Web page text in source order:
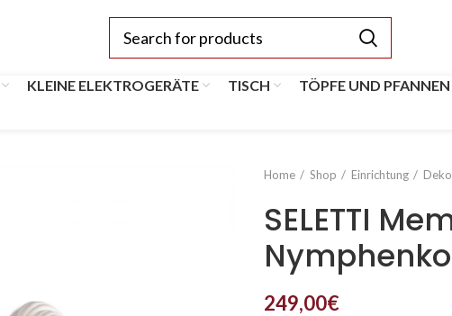
KLEINE ELEKTROGERÄTE TISCH TÖPFE UND PFANNEN
Home Shop Einrichtung
SELETTI
249,00€